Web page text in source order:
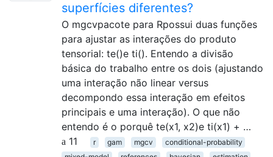
superfícies diferentes?
O mgcvpacote para Rpossui duas funções
para ajustar as interações do produto
tensorial: te()e ti(). Entendo a divisão
básica do trabalho entre os dois (ajustando
uma interação não linear versus
decompondo essa interação em efeitos
principais e uma interação). O que não
entendo é o porquê te(x1, x2)e ti(x1) + …
11
r gam mgcv
conditional-probability